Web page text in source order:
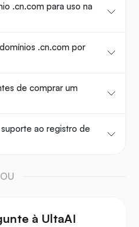
.cn.com para uso na
.cn.com por
de comprar um
ao registro de
OU
à UltaAI